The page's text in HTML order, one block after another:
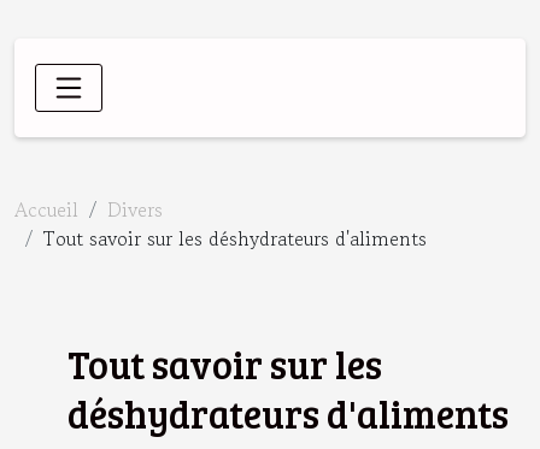
Accueil
Divers
Tout savoir sur les déshydrateurs d'aliments
Tout savoir sur les
déshydrateurs d'aliments